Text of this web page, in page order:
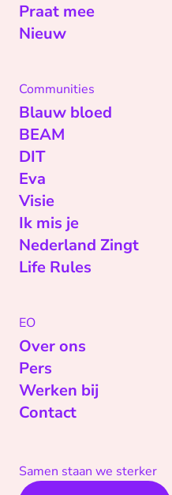
Praat mee
Nieuw
Communities
Blauw bloed
BEAM
DIT
Eva
Visie
Ik mis je
Nederland Zingt
Life Rules
EO
Over ons
Pers
Werken bij
Contact
Samen staan we sterker